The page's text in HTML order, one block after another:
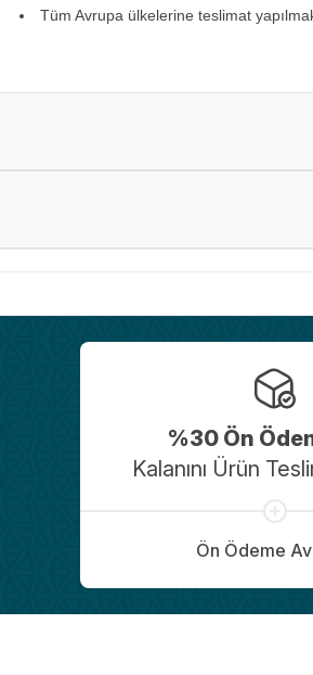
Tüm Avrupa ülkelerine teslimat
%30 Ön
Kalanını Ürün
Ön Ödeme